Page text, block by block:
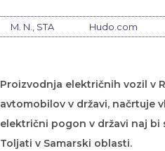
M. N., STA Hudo.com
Proizvodnja električnih vozil v
avtomobilov v državi, načrtuje
električni pogon v državi naj
Toljati v Samarski oblasti.